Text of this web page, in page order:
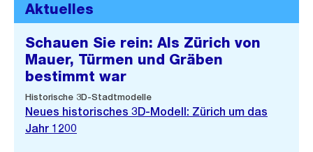
Aktuelles
Schauen Sie rein: Als Zürich von
Mauer, Türmen und Gräben
bestimmt war
Historische 3D-Stadtmodelle
Neues historisches 3D-Modell: Zürich um das
Jahr 1200